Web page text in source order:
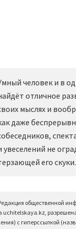
человек и в
отличное
мыслях и
даже
увеселений не
его скуки.
общественной
с гиперссылкой